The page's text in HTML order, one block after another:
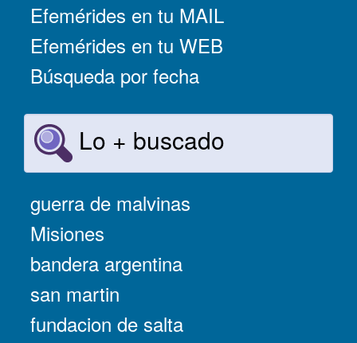
Efemérides en tu MAIL
Efemérides en tu WEB
Búsqueda por fecha
Lo + buscado
guerra de malvinas
Misiones
bandera argentina
san martin
fundacion de salta